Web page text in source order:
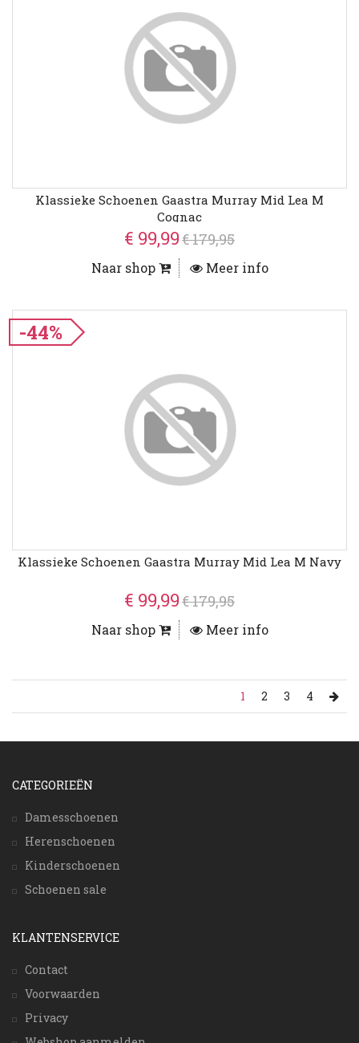
Klassieke Schoenen Gaastra Murray Mid Lea M
Cognac
€ 99,99€ 179,95
Naar shop Meer info
-44%
Klassieke Schoenen Gaastra Murray Mid Lea M Navy
€ 99,99€ 179,95
Naar shop Meer info
1 2 3 4
CATEGORIEËN
Damesschoenen
Herenschoenen
Kinderschoenen
Schoenen sale
KLANTENSERVICE
Contact
Voorwaarden
Privacy